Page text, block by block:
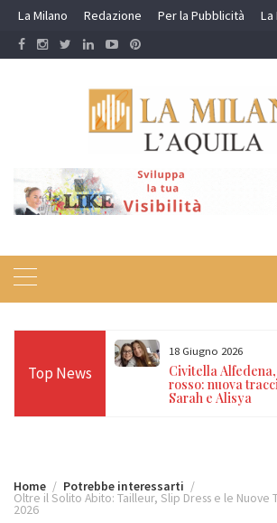
Skip
content
La Milano Redazione Per la Pubblicità La
Top News
dopo 14
e
18 Giugno 2026
Civitella
rosso: nuova
Sarah e Alisya
Home Potrebbe interessarti
Oltre il Solito Abito: Tailleur, Slip Dress e le Nuove
2026